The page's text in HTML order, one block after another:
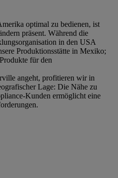
optimal zu bedienen, ist
präsent. Während die
in den USA
Produktionsstätte in Mexiko;
für den
angeht, profitieren wir in
Lage: Die Nähe zu
Kunden ermöglicht eine